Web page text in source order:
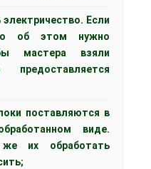
Если
об этом нужно
мастера взяли
предоставляется
поставляются в
виде.
же их обработать